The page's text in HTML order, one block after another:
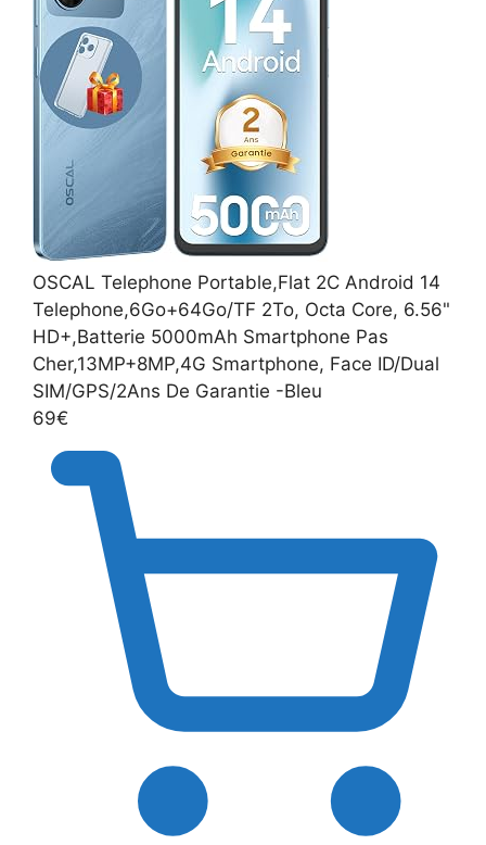
OSCAL Telephone Portable,Flat 2C Android 14
Telephone,6Go+64Go/TF 2To, Octa Core, 6.56"
HD+,Batterie 5000mAh Smartphone Pas
Cher,13MP+8MP,4G Smartphone, Face ID/Dual
SIM/GPS/2Ans De Garantie -Bleu
69€